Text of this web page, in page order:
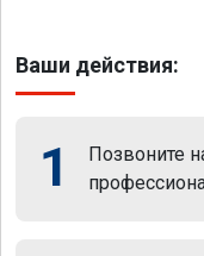
Ваши действия:
1 Позвоните